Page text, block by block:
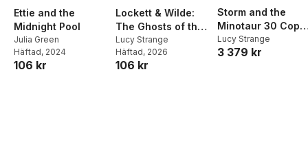
Ettie and the
Midnight Pool
Julia Green
Häftad, 2024
106 kr
Lockett & Wilde:
The Ghosts of the
Library
Lucy Strange
Häftad, 2026
106 kr
Storm and the
Minotaur 30 Copy
Class Set
Lucy Strange
3 379 kr